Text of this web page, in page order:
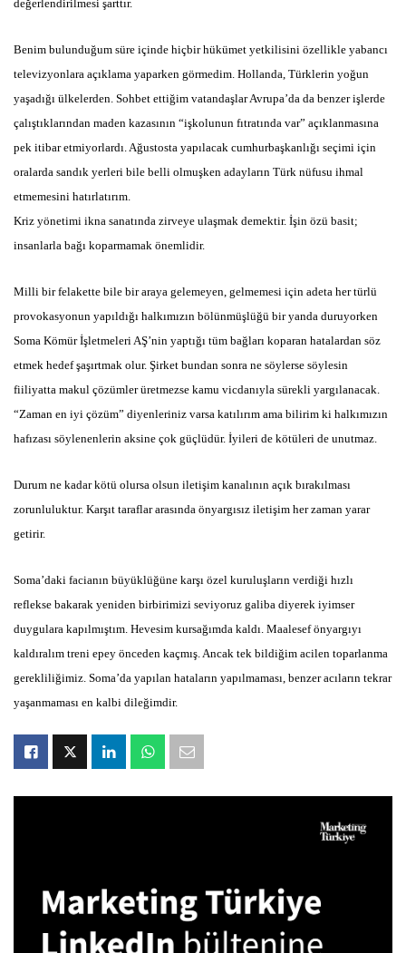
değerlendirilmesi şarttır.
Benim bulunduğum süre içinde hiçbir hükümet yetkilisini özellikle yabancı
televizyonlara açıklama yaparken görmedim. Hollanda, Türklerin yoğun
yaşadığı ülkelerden. Sohbet ettiğim vatandaşlar Avrupa’da da benzer işlerde
çalıştıklarından maden kazasının “işkolunun fıtratında var” açıklanmasına
pek itibar etmiyorlardı. Ağustosta yapılacak cumhurbaşkanlığı seçimi için
oralarda sandık yerleri bile belli olmuşken adayların Türk nüfusu ihmal
etmemesini hatırlatırım.
Kriz yönetimi ikna sanatında zirveye ulaşmak demektir. İşin özü basit;
insanlarla bağı koparmamak önemlidir.
Milli bir felakette bile bir araya gelemeyen, gelmemesi için adeta her türlü
provokasyonun yapıldığı halkımızın bölünmüşlüğü bir yanda duruyorken
Soma Kömür İşletmeleri AŞ’nin yaptığı tüm bağları koparan hatalardan söz
etmek hedef şaşırtmak olur. Şirket bundan sonra ne söylerse söylesin
fiiliyatta makul çözümler üretmezse kamu vicdanıyla sürekli yargılanacak.
“Zaman en iyi çözüm” diyenleriniz varsa katılırım ama bilirim ki halkımızın
hafızası söylenenlerin aksine çok güçlüdür. İyileri de kötüleri de unutmaz.
Durum ne kadar kötü olursa olsun iletişim kanalının açık bırakılması
zorunluluktur. Karşıt taraflar arasında önyargısız iletişim her zaman yarar
getirir.
Soma’daki facianın büyüklüğüne karşı özel kuruluşların verdiği hızlı
reflekse bakarak yeniden birbirimizi seviyoruz galiba diyerek iyimser
duygulara kapılmıştım. Hevesim kursağımda kaldı. Maalesef önyargıyı
kaldıralım treni epey önceden kaçmış. Ancak tek bildiğim acilen toparlanma
gerekliliğimiz. Soma’da yapılan hataların yapılmaması, benzer acıların tekrar
yaşanmaması en kalbi dileğimdir.